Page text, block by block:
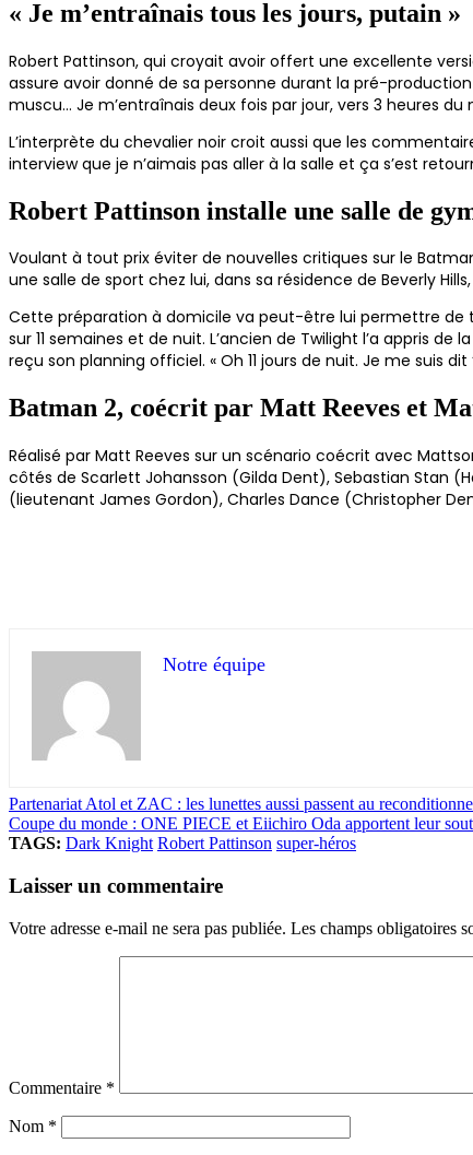
« Je m’entraînais tous les jours, putain »
Robert Pattinson, qui croyait avoir offert une excellente
assure avoir donné de sa personne durant la pré-
muscu… Je m’entraînais deux fois par jour, vers 3 heures
L’interprète du chevalier noir croit aussi que les
interview que je n’aimais pas aller à la salle et ça s’est
Robert Pattinson installe une salle de
Voulant à tout prix éviter de nouvelles critiques sur le
une salle de sport chez lui, dans sa résidence de Beverly
Cette préparation à domicile va peut-être lui permettre de
sur 11 semaines et de nuit. L’ancien de Twilight l’a appris
reçu son planning officiel. « Oh 11 jours de nuit. Je me suis dit
Batman 2, coécrit par Matt Reeves et
Réalisé par Matt Reeves sur un scénario coécrit avec
côtés de Scarlett Johansson (Gilda Dent), Sebastian Stan
(lieutenant James Gordon), Charles Dance (Christopher
Notre équipe
Partenariat Atol et ZAC : les lunettes aussi passent au
Coupe du monde : ONE PIECE et Eiichiro Oda apportent leur
TAGS: Dark Knight Robert Pattinson super-héros
Laisser un commentaire
Votre adresse e-mail ne sera pas publiée. Les champs obligatoires
Commentaire *
Nom *